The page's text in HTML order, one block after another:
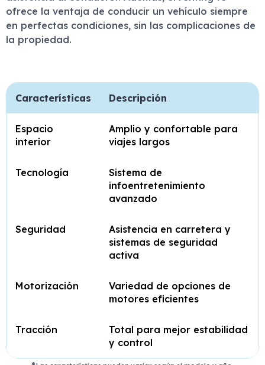
ofrece la ventaja de conducir un vehículo siempre
en perfectas condiciones, sin las complicaciones de
la propiedad.
Características Descripción
Espacio
interior
Amplio y confortable para
viajes largos
Tecnología
Sistema de
infoentretenimiento
avanzado
Seguridad
Asistencia en carretera y
sistemas de seguridad
activa
Motorización
Variedad de opciones de
motores eficientes
Tracción
Total para mejor estabilidad
y control